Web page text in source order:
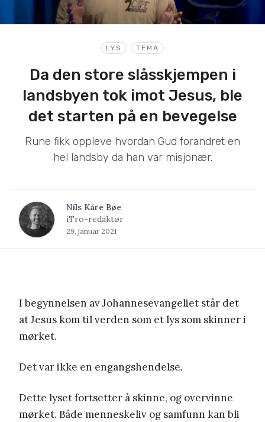
LYS TEMA
Da den store slåsskjempen i
landsbyen tok imot Jesus, ble
det starten på en bevegelse
Rune fikk oppleve hvordan Gud forandret en
hel landsby da han var misjonær.
Nils Kåre Bøe
iTro-redaktør
29. januar 2021
I begynnelsen av Johannesevangeliet står det
at Jesus kom til verden som et lys som skinner i
mørket.
Det var ikke en engangshendelse.
Dette lyset fortsetter å skinne, og overvinne
mørket. Både menneskeliv og samfunn kan bli